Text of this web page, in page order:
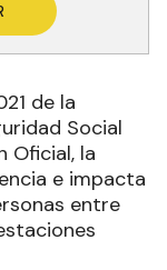
de la
Social
Oficial, la
e impacta
entre